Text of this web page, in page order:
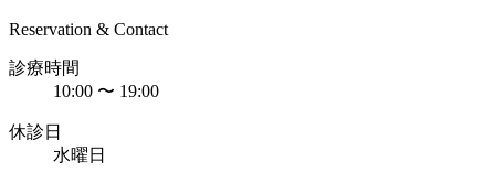
Reservation & Contact
診療時間
10:00 〜 19:00
休診日
水曜日